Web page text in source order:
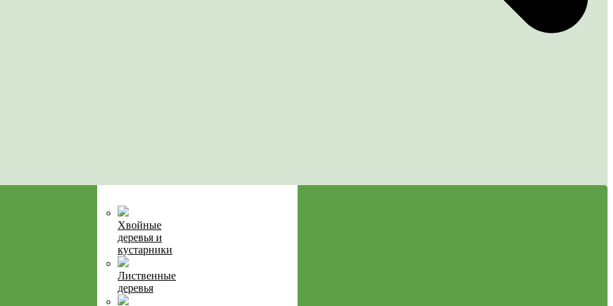
Хвойные
деревья и
кустарники
Лиственные
деревья